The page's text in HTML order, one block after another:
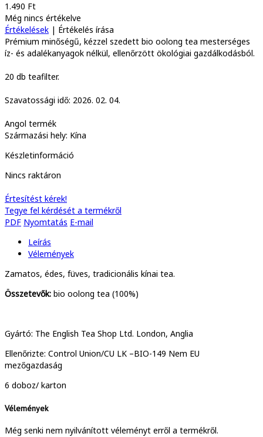
1.490 Ft
Még nincs értékelve
Értékelések | Értékelés írása
Prémium minőségű, kézzel szedett bio oolong tea mesterséges
íz- és adalékanyagok nélkül, ellenőrzött ökológiai gazdálkodásból.
20 db teafilter.
Szavatossági idő: 2026. 02. 04.
Angol termék
Származási hely: Kína
Készletinformáció
Nincs raktáron
Értesítést kérek!
Tegye fel kérdését a termékről
PDF Nyomtatás E-mail
Leírás
Vélemények
Zamatos, édes, füves, tradicionális kínai tea.
Összetevők: bio oolong tea (100%)
Gyártó: The English Tea Shop Ltd. London, Anglia
Ellenőrizte: Control Union/CU LK –BIO-149 Nem EU
mezőgazdaság
6 doboz/ karton
Vélemények
Még senki nem nyilvánított véleményt erről a termékről.